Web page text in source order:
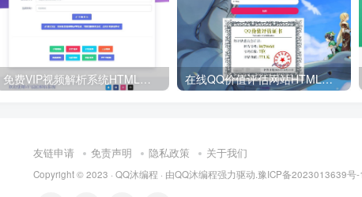
免费VIP视频解析系统HTML源码 在线QQ价值评估网站HTML源码
友链申请 免责声明 隐私政策 关于我们
Copyright © 2023 · QQ沐编程 · 由QQ沐编程强力驱动. 豫ICP备2023013639号-1